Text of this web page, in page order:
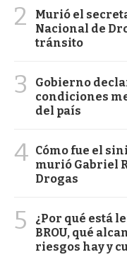
2
Murió el
Nacional de
tránsito
3
Gobierno
condiciones
del país
4 Cómo fue el
murió Gabriel
Drogas
5
¿Por qué está
BROU, qué
riesgos hay y